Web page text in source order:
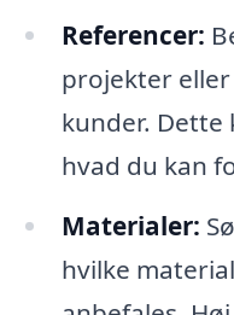
Referencer:
projekter
kunder. Dette
hvad du kan
Materialer:
hvilke